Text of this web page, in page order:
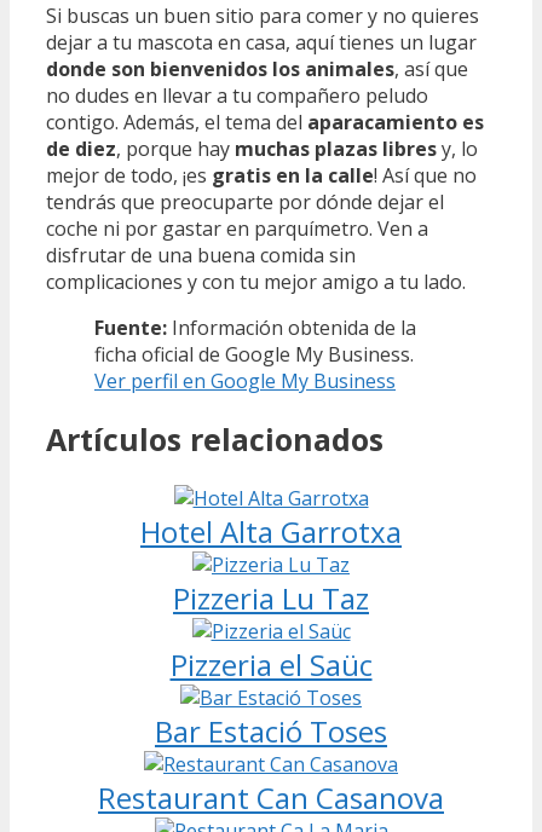
Si buscas un buen sitio para comer y no quieres
dejar a tu mascota en casa, aquí tienes un lugar
donde son bienvenidos los animales, así que
no dudes en llevar a tu compañero peludo
contigo. Además, el tema del aparacamiento es
de diez, porque hay muchas plazas libresy, lo
mejor de todo, ¡es gratis en la calle! Así que no
tendrás que preocuparte por dónde dejar el
coche ni por gastar en parquímetro. Ven a
disfrutar de una buena comida sin
complicaciones y con tu mejor amigo a tu lado.
Fuente: Información obtenida de la
ficha oficial de Google My Business.
Ver perfil en Google My Business
Artículos relacionados
Hotel Alta Garrotxa
Pizzeria Lu Taz
Pizzeria el Saüc
Bar Estació Toses
Restaurant Can Casanova